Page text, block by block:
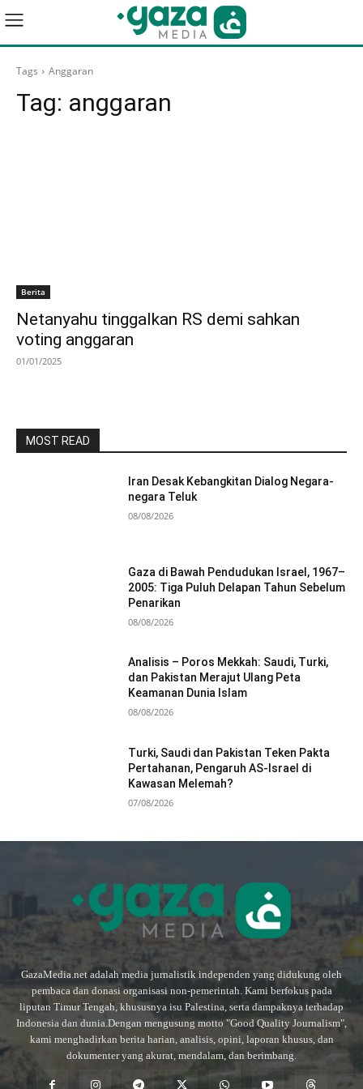
Tags Anggaran
Tag: anggaran
Berita
Netanyahu tinggalkan RS demi sahkan
voting anggaran
01/01/2025
MOST READ
Iran Desak Kebangkitan Dialog Negara-
negara Teluk
08/08/2026
Gaza di Bawah Pendudukan Israel, 1967–
2005: Tiga Puluh Delapan Tahun Sebelum
Penarikan
08/08/2026
Analisis – Poros Mekkah: Saudi, Turki,
dan Pakistan Merajut Ulang Peta
Keamanan Dunia Islam
08/08/2026
Turki, Saudi dan Pakistan Teken Pakta
Pertahanan, Pengaruh AS-Israel di
Kawasan Melemah?
07/08/2026
GazaMedia.net adalah media jurnalistik independen yang didukung oleh
pembaca dan donasi organisasi non-pemerintah. Kami berfokus pada
liputan Timur Tengah, khususnya isu Palestina, serta dampaknya terhadap
Indonesia dan dunia.Dengan mengusung motto "Good Quality Journalism",
kami menghadirkan berita harian, analisis, opini, laporan khusus, dan
dokumenter yang akurat, mendalam, dan berimbang.